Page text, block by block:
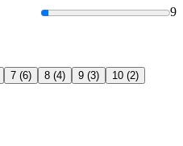
9
7 (6) 8 (4) 9 (3) 10 (2)